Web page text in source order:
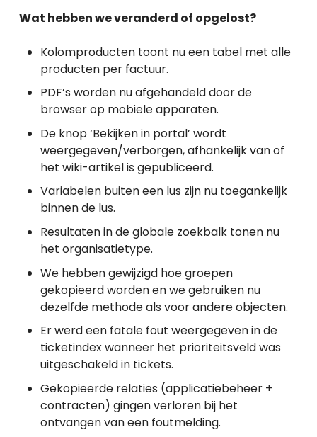
Wat hebben we veranderd of opgelost?
Kolomproducten toont nu een tabel met alle
producten per factuur.
PDF’s worden nu afgehandeld door de
browser op mobiele apparaten.
De knop ‘Bekijken in portal’ wordt
weergegeven/verborgen, afhankelijk van of
het wiki-artikel is gepubliceerd.
Variabelen buiten een lus zijn nu toegankelijk
binnen de lus.
Resultaten in de globale zoekbalk tonen nu
het organisatietype.
We hebben gewijzigd hoe groepen
gekopieerd worden en we gebruiken nu
dezelfde methode als voor andere objecten.
Er werd een fatale fout weergegeven in de
ticketindex wanneer het prioriteitsveld was
uitgeschakeld in tickets.
Gekopieerde relaties (applicatiebeheer +
contracten) gingen verloren bij het
ontvangen van een foutmelding.